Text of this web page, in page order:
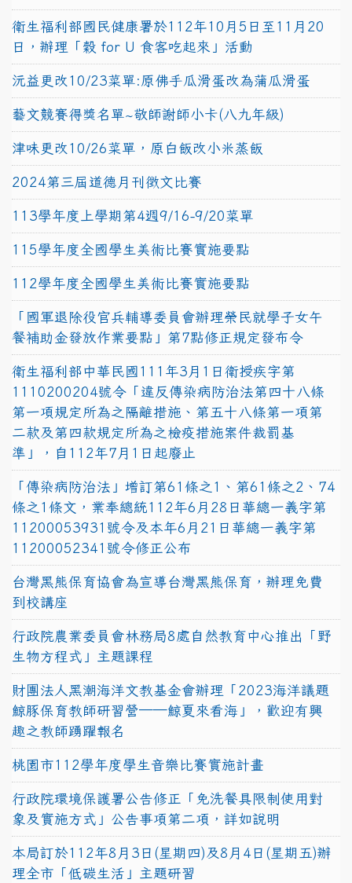
衛生福利部國民健康署於112年10月5日至11月20
日，辦理「穀 for U 食客吃起來」活動
沅益更改10/23菜單:原佛手瓜滑蛋改為蒲瓜滑蛋
藝文競賽得獎名單~敬師謝師小卡(八九年級)
津味更改10/26菜單，原白飯改小米蒸飯
2024第三屆道德月刊徵文比賽
113學年度上學期第4週9/16-9/20菜單
115學年度全國學生美術比賽實施要點
112學年度全國學生美術比賽實施要點
「國軍退除役官兵輔導委員會辦理榮民就學子女午
餐補助金發放作業要點」第7點修正規定發布令
衛生福利部中華民國111年3月1日衛授疾字第
1110200204號令「違反傳染病防治法第四十八條
第一項規定所為之隔離措施、第五十八條第一項第
二款及第四款規定所為之檢疫措施案件裁罰基
準」，自112年7月1日起廢止
「傳染病防治法」增訂第61條之1、第61條之2、74
條之1條文，業奉總統112年6月28日華總一義字第
11200053931號令及本年6月21日華總一義字第
11200052341號令修正公布
台灣黑熊保育協會為宣導台灣黑熊保育，辦理免費
到校講座
行政院農業委員會林務局8處自然教育中心推出「野
生物方程式」主題課程
財團法人黑潮海洋文教基金會辦理「2023海洋議題
鯨豚保育教師研習營──鯨夏來看海」，歡迎有興
趣之教師踴躍報名
桃園市112學年度學生音樂比賽實施計畫
行政院環境保護署公告修正「免洗餐具限制使用對
象及實施方式」公告事項第二項，詳如說明
本局訂於112年8月3日(星期四)及8月4日(星期五)辦
理全市「低碳生活」主題研習